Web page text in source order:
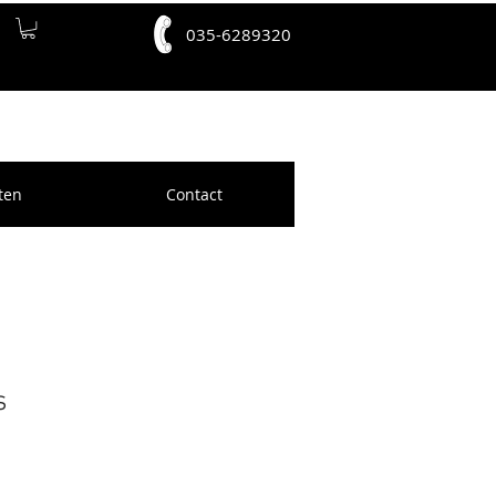
Contact
035-6289320